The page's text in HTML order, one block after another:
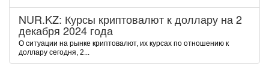
NUR.KZ: Курсы криптовалют к доллару на 2
декабря 2024 года
О ситуации на рынке криптовалют, их курсах по отношению к
доллару сегодня, 2...